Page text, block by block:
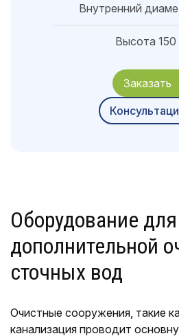
Внутренний
Высота 150
Заказать
Оборудование для
дополнительной
сточных вод
Очистные сооружения, такие
канализация проводит